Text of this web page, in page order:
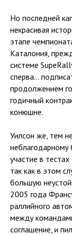
Но последней
некрасивая
этапе
Каталония,
системе
сперва...
продолжением
годичный
конюшне.
Уилсон же, тем
неблагодарному
участие в
так как в этом
большую
2005 года
раллийного
между
соглашение, и